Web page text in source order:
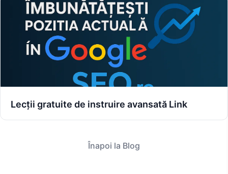
Lecții gratuite de instruire avansată Link
Înapoi la Blog